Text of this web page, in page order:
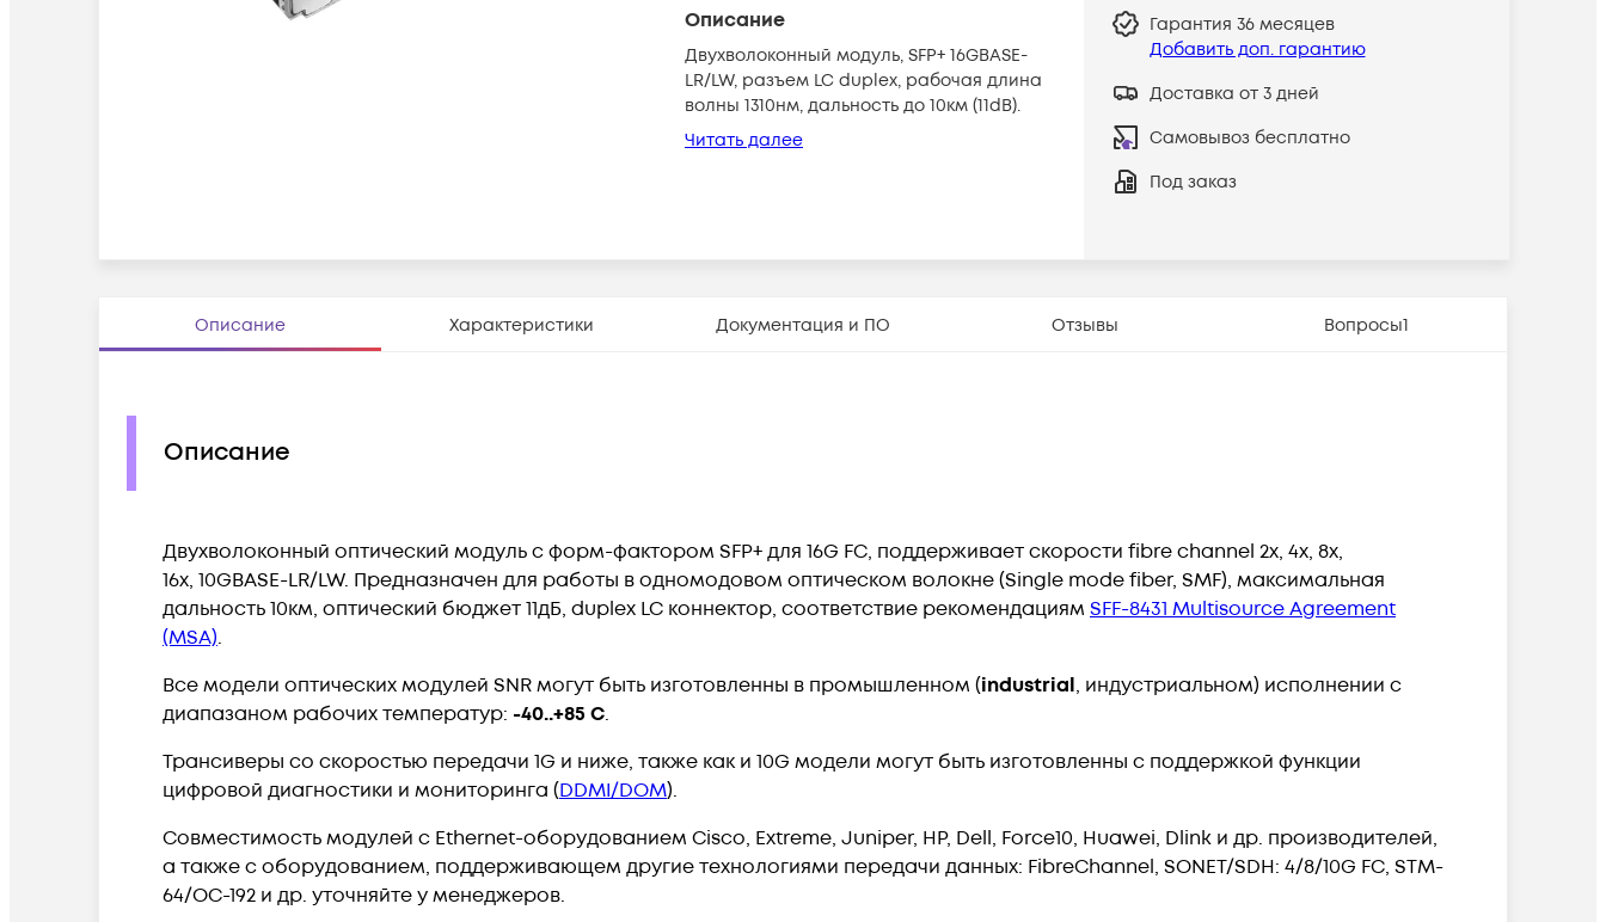
Описание
Двухволоконный модуль, SFP+ 16GBASE-
LR/LW, разъем LC duplex, рабочая длина
волны 1310нм, дальность до 10км (11dB).
Читать далее
Гарантия 36 месяцев
Добавить доп. гарантию
Доставка от 3 дней
Самовывоз бесплатно
Под заказ
Описание Характеристики Документация и ПО Отзывы Вопросы1
Описание
Двухволоконный оптический модуль с форм-фактором SFP+ для 16G FC, поддерживает скорости fibre channel 2x, 4x, 8x,
16x, 10GBASE-LR/LW. Предназначен для работы в одномодовом оптическом волокне (Single mode fiber, SMF), максимальная
дальность 10км, оптический бюджет 11дБ, duplex LC коннектор, соответствие рекомендациям SFF-8431 Multisource Agreement
(MSA).
Все модели оптических модулей SNR могут быть изготовленны в промышленном (industrial, индустриальном) исполнении с
диапазаном рабочих температур: -40..+85 С.
Трансиверы со скоростью передачи 1G и ниже, также как и 10G модели могут быть изготовленны с поддержкой функции
цифровой диагностики и мониторинга (DDMI/DOM).
Совместимость модулей с Ethernet-оборудованием Cisco, Extreme, Juniper, HP, Dell, Force10, Huawei, Dlink и др. производителей,
а также с оборудованием, поддерживающем другие технологиями передачи данных: FibreChannel, SONET/SDH: 4/8/10G FC, STM-
64/OC-192 и др. уточняйте у менеджеров.